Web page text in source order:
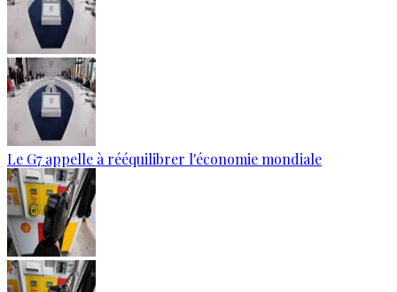
Le G7 appelle à rééquilibrer l'économie mondiale